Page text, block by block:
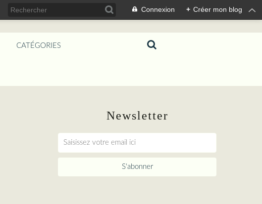
Connexion + Créer mon blog
CATÉGORIES
Newsletter